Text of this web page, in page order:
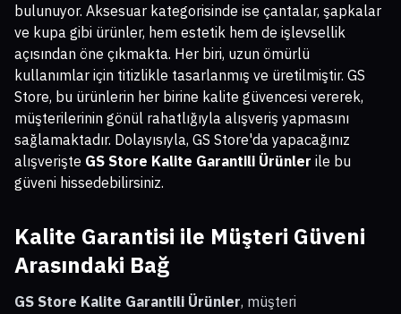
bulunuyor. Aksesuar kategorisinde ise çantalar, şapkalar
ve kupa gibi ürünler, hem estetik hem de işlevsellik
açısından öne çıkmakta. Her biri, uzun ömürlü
kullanımlar için titizlikle tasarlanmış ve üretilmiştir. GS
Store, bu ürünlerin her birine kalite güvencesi vererek,
müşterilerinin gönül rahatlığıyla alışveriş yapmasını
sağlamaktadır. Dolayısıyla, GS Store'da yapacağınız
alışverişte GS Store Kalite Garantili Ürünler ile bu
güveni hissedebilirsiniz.
Kalite Garantisi ile Müşteri Güveni
Arasındaki Bağ
GS Store Kalite Garantili Ürünler, müşteri